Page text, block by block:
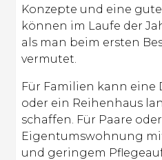
Konzepte und eine
können im Laufe der
als man beim ersten
vermutet.
Für Familien kann
oder ein Reihenhaus
schaffen. Für Paare
Eigentumswohnung
und geringem